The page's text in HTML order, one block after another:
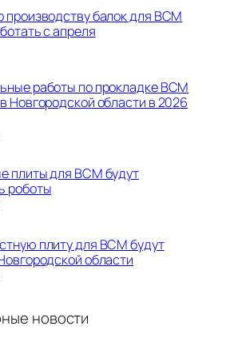
производству балок для ВСМ
с апреля
работы по прокладке ВСМ
Новгородской области в 2026
плиты для ВСМ будут
роботы
плиту для ВСМ будут
области
новости